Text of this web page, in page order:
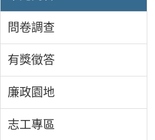
問卷調查
有獎徵答
廉政園地
志工專區